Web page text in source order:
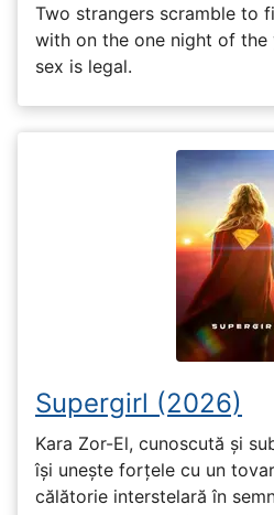
Two strangers scramble to
with on the one night of the
sex is legal.
Supergirl (2026)
Kara Zor-El, cunoscută și
își unește forțele cu un
călătorie interstelară în